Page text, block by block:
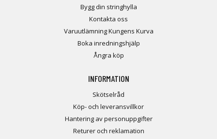
Bygg din stringhylla
Kontakta oss
Varuutlämning Kungens Kurva
Boka inredningshjälp
Ångra köp
INFORMATION
Skötselråd
Köp- och leveransvillkor
Hantering av personuppgifter
Returer och reklamation